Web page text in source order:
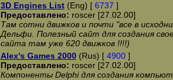
3D Engines List(Eng) [ 6737 ]
Предоставлено: roscer [27.02.00]
Там сотни движков и почти "все в
Дельфи. Полезный сайт для создания
сайта там уже 620 движков !!!!)
Alex's Games 2000(Rus) [ 4900]
Предоставлено: roscer [27.02.00]
Компоненты Delphi для создания